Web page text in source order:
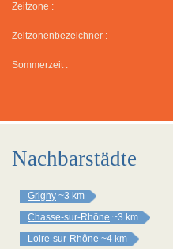
Zeitzone :
Zeitzonenbezeichner :
Sommerzeit :
Nachbarstädte
Grigny ~3 km
Chasse-sur-Rhône ~3 km
Loire-sur-Rhône ~4 km